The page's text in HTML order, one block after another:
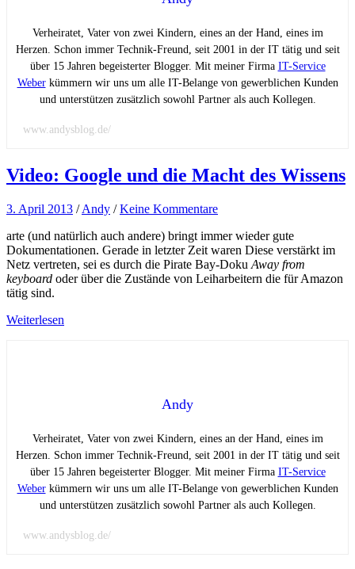
Verheiratet, Vater von zwei Kindern, eines an der Hand, eines im
Herzen. Schon immer Technik-Freund, seit 2001 in der IT tätig und seit
über 15 Jahren begeisterter Blogger. Mit meiner Firma IT-Service
Weberkümmern wir uns um alle IT-Belange von gewerblichen Kunden
und unterstützen zusätzlich sowohl Partner als auch Kollegen.
www.andysblog.de/
Video: Google und die Macht des Wissens
3. April 2013 /Andy /Keine Kommentare
arte (und natürlich auch andere) bringt immer wieder gute
Dokumentationen. Gerade in letzter Zeit waren Diese verstärkt im
Netz vertreten, sei es durch die Pirate Bay-Doku Away from
keyboard oder über die Zustände von Leiharbeitern die für Amazon
tätig sind.
Weiterlesen
Andy
Verheiratet, Vater von zwei Kindern, eines an der Hand, eines im
Herzen. Schon immer Technik-Freund, seit 2001 in der IT tätig und seit
über 15 Jahren begeisterter Blogger. Mit meiner Firma IT-Service
Weberkümmern wir uns um alle IT-Belange von gewerblichen Kunden
und unterstützen zusätzlich sowohl Partner als auch Kollegen.
www.andysblog.de/